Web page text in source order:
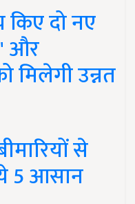
दो नए
और
मिलेगी उन्नत
से
5 आसान